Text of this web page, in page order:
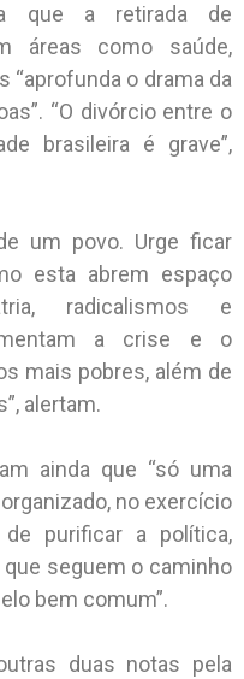
que a retirada de
áreas como saúde,
“aprofunda o drama da
“O divórcio entre o
brasileira é grave”,
um povo. Urge ficar
esta abrem espaço
radicalismos e
a crise e o
mais pobres, além de
alertam.
ainda que “só uma
no exercício
purificar a política,
seguem o caminho
bem comum”.
duas notas pela